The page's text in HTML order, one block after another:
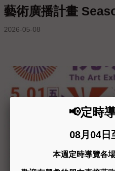
藝術廣播計畫
2026-05-08